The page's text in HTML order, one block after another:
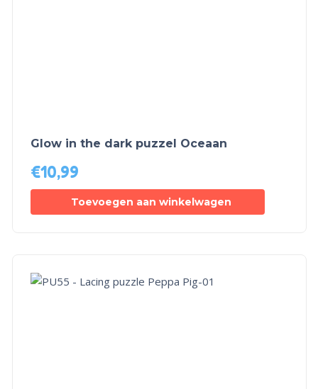
Glow in the dark puzzel Oceaan
€10,99
Toevoegen aan winkelwagen